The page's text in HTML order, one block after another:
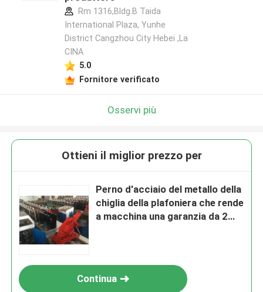
Rm 1316,Bldg.B Taida
International Plaza, Yunhe
District Cangzhou City Hebei ,La
CINA
5.0
Fornitore verificato
Osservi più
Ottieni il miglior prezzo per
Perno d'acciaio del metallo della
chiglia della plafoniera che rende
a macchina una garanzia da 2
Continua